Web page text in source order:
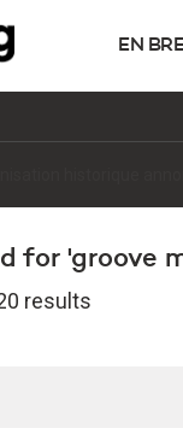
EN
for 'groove
results